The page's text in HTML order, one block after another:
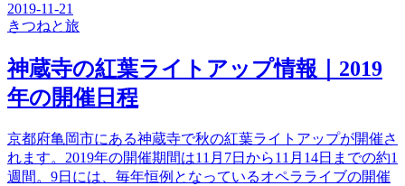
2019-11-21
きつねと旅
神蔵寺の紅葉ライトアップ情報｜2019
年の開催日程
京都府亀岡市にある神蔵寺で秋の紅葉ライトアップが開催さ
れます。2019年の開催期間は11月7日から11月14日までの約1
週間。9日には、毎年恒例となっているオペラライブの開催